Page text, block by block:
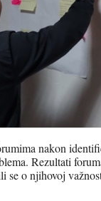
nakon
Rezultati
o njihovoj